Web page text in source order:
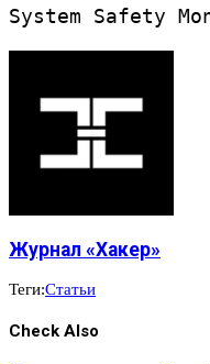
Журнал «Хакер»
Теги:Статьи
Check Also